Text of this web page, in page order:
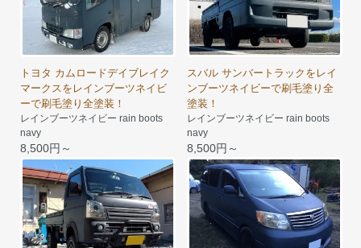
トヨタ カムロードデイブレイク
マークスをレインブーツネイビ
ーで刷毛塗り全塗装！
レインブーツネイビー rain boots
navy
8,500円～
スバル サンバートラックをレイ
ンブーツネイビーで刷毛塗り全
塗装！
レインブーツネイビー rain boots
navy
8,500円～